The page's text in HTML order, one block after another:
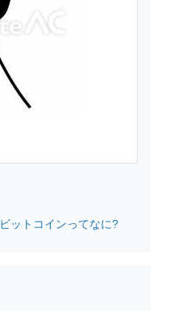
ビットコインってなに?